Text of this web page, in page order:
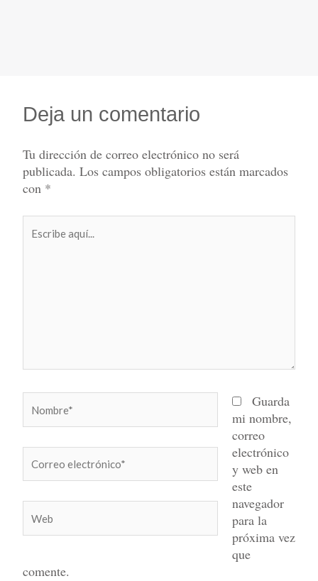
Deja un comentario
Tu dirección de correo electrónico no será
publicada. Los campos obligatorios están marcados
con *
aquí...
electrónico*
Guarda
mi nombre,
correo
electrónico
y web en
este
navegador
para la
próxima vez
que
comente.